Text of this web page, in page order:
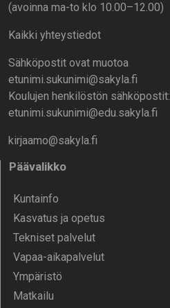
(avoinna ma-to klo 10.00–12.00)
Kaikki yhteystiedot
Sähköpostit ovat muotoa
etunimi.sukunimi@sakyla.fi
Koulujen henkilöstön sähköpostit:
etunimi.sukunimi@edu.sakyla.fi
kirjaamo@sakyla.fi
Päävalikko
Kunta­info
Kasvatus ja opetus
Tekniset palvelut
Vapaa-aika­palvelut
Ympä­ristö
Mat­kailu